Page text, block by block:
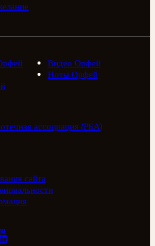
Видео Орфей
Ноты Орфей
ассоциация (РБА)
сайта